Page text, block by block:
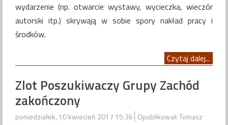
wydarzenie (np. otwarcie wystawy, wycieczka, wieczór
autorski itp.) skrywają w sobie spory nakład pracy i
środków.
Czytaj dalej...
Zlot Poszukiwaczy Grupy Zachód
zakończony
poniedziałek, 10 kwiecień 2017 15:36 Opublikował: Tomasz